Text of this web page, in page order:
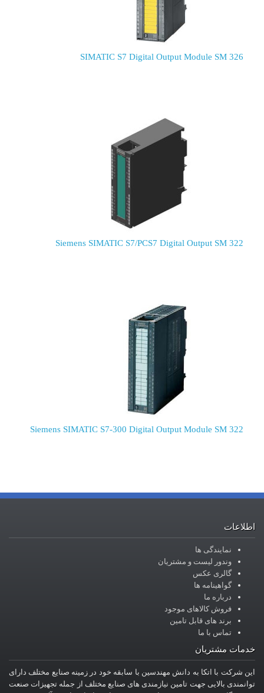
SIMATIC S7 Digital Output Module SM 326
Siemens SIMATIC S7/PCS7 Digital Output SM 322
Siemens SIMATIC S7-300 Digital Output Module SM 322
اطلاعات
نمایندگی ها
وندور لیست و مشتریان
گالری عکس
گواهینامه ها
درباره ما
فروش کالاهای موجود
برند های قابل تامین
تماس با ما
خدمات مشتریان
این شرکت با اتکا به دانش مهندسین با سابقه خود در زمینه صنایع مختلف دارای
توانمندی بالایی جهت تامین نیازمندی های صنایع مختلف از جمله تجهیزات صنعت